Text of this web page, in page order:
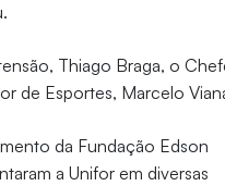
Thiago Braga, o
de Esportes, Marcelo
da Fundação Edson
a Unifor em diversas